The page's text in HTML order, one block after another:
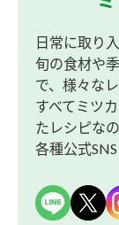
日常に取り
旬の食材や
で、様々な
すべてミツ
たレシピな
各種公式